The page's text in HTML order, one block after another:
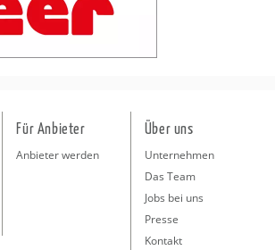
Für Anbieter
Anbieter werden
Über uns
Unternehmen
Das Team
Jobs bei uns
Presse
Kontakt